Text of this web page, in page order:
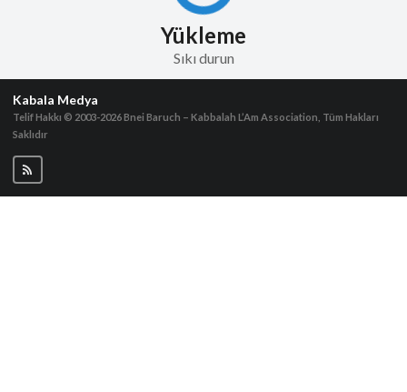
Yükleme
Sıkı durun
Kabala Medya
Telif Hakkı © 2003-2026Bnei Baruch – Kabbalah L’Am Association, Tüm Hakları
Saklıdır